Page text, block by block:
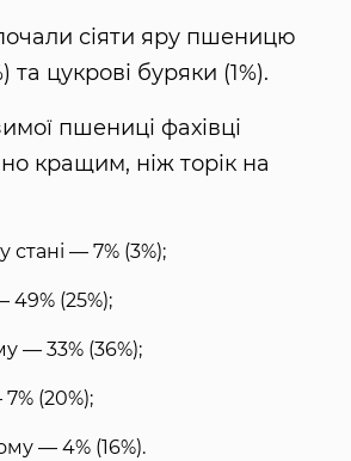
сіяти яру пшеницю
та цукрові буряки (1%).
пшениці фахівці
кращим, ніж торік на
стані — 7% (3%);
(25%);
— 33% (36%);
(20%);
— 4% (16%).